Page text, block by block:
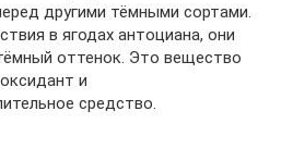
другими тёмными сортами.
в ягодах антоциана, они
оттенок. Это вещество
и
средство.